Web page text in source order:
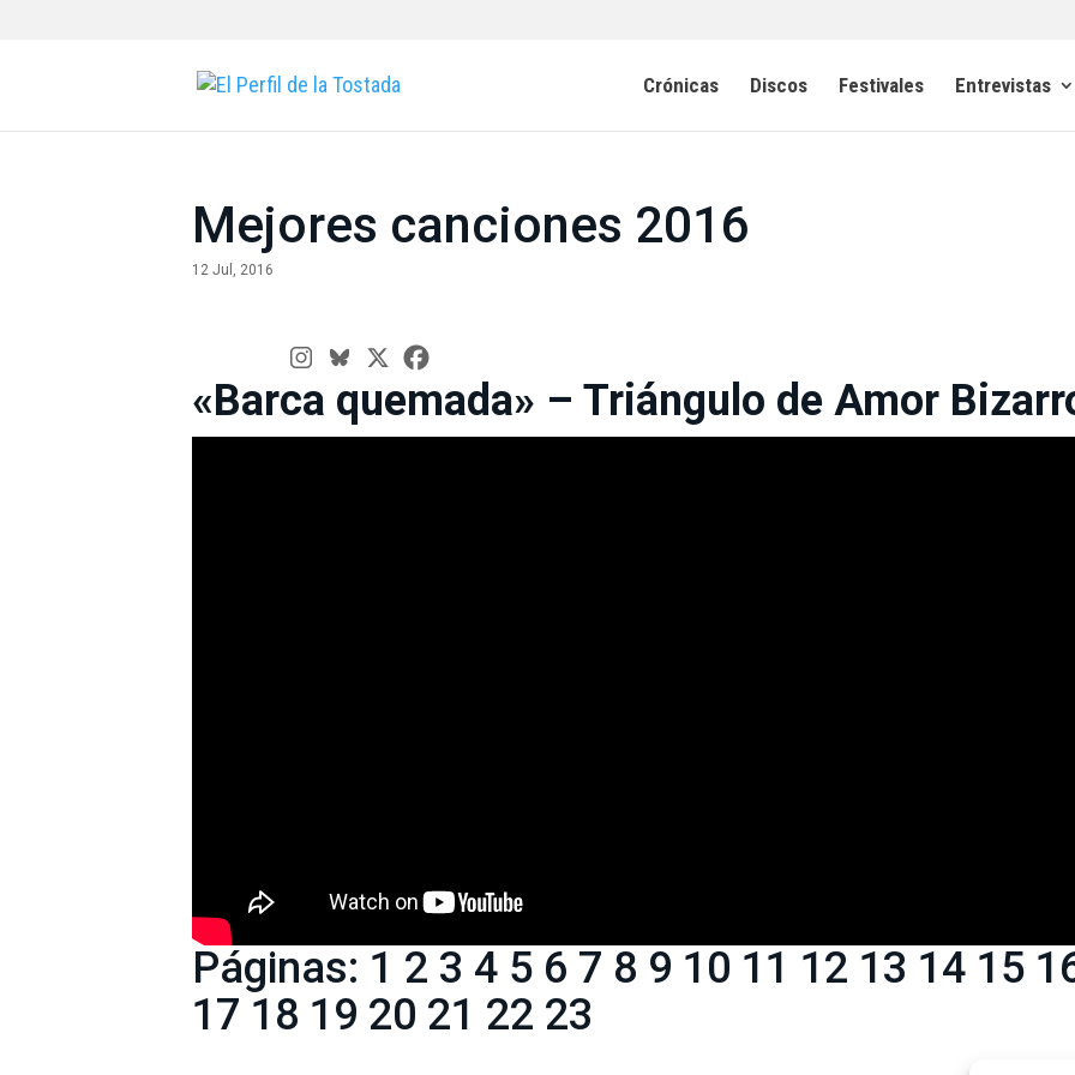
Crónicas Discos Festivales Entrevistas
Mejores canciones 2016
12 Jul, 2016
«Barca quemada» – Triángulo de Amor
Páginas: 1 2 3 4 5 6 7 8 9 10 11 12 13 14 15
17 18 19 20 21 22 23